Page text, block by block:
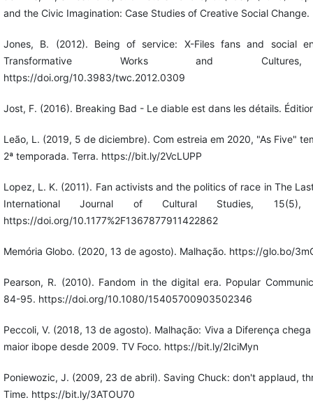
and the Civic Imagination: Case Studies of Creative Social Change.
Jones, B. (2012). Being of service: X-Files fans and social
Transformative Works and
https://doi.org/10.3983/twc.2012.0309
Jost, F. (2016). Breaking Bad - Le diable est dans les détails.
Leão, L. (2019, 5 de diciembre). Com estreia em 2020, "As Five"
2ª temporada. Terra. https://bit.ly/2VcLUPP
Lopez, L. K. (2011). Fan activists and the politics of race in The
International Journal of Cultural Studies, 15(5),
https://doi.org/10.1177%2F1367877911422862
Memória Globo. (2020, 13 de agosto). Malhação. https://glo.bo/
Pearson, R. (2010). Fandom in the digital era. Popular
84-95. https://doi.org/10.1080/15405700903502346
Peccoli, V. (2018, 13 de agosto). Malhação: Viva a Diferença
maior ibope desde 2009. TV Foco. https://bit.ly/2IciMyn
Poniewozic, J. (2009, 23 de abril). Saving Chuck: don't applaud,
Time. https://bit.ly/3ATOU70